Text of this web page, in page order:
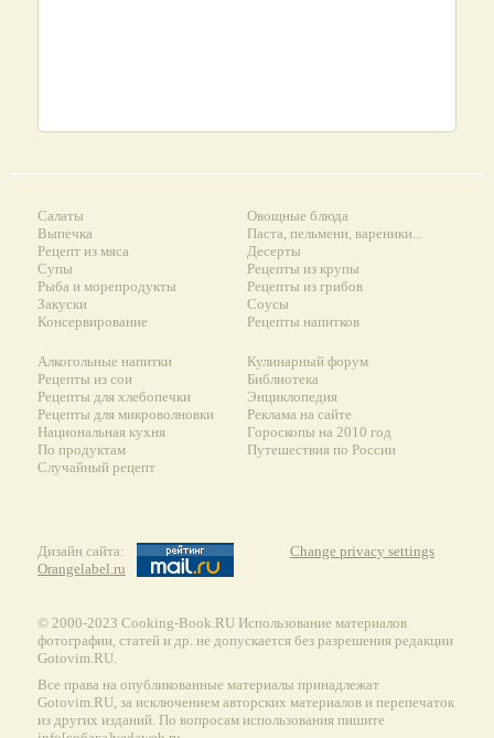
Салаты
Выпечка
Рецепт из мяса
Супы
Рыба и морепродукты
Закуски
Консервирование
Овощные блюда
Паста, пельмени, вареники...
Десерты
Рецепты из крупы
Рецепты из грибов
Соусы
Рецепты напитков
Алкогольные напитки
Рецепты из сои
Рецепты для хлебопечки
Рецепты для микроволновки
Национальная кухня
По продуктам
Случайный рецепт
Кулинарный форум
Библиотека
Энциклопедия
Реклама на сайте
Гороскопы на 2010 год
Путешествия по России
Дизайн сайта:
Orangelabel.ru
Change privacy settings
© 2000-2023 Сooking-Book.RU Использование материалов
фотографии, статей и др. не допускается без разрешения редакции
Gotovim.RU.
Все права на опубликованные материалы принадлежат
Gotovim.RU, за исключением авторских материалов и перепечаток
из других изданий. По вопросам использования пишите